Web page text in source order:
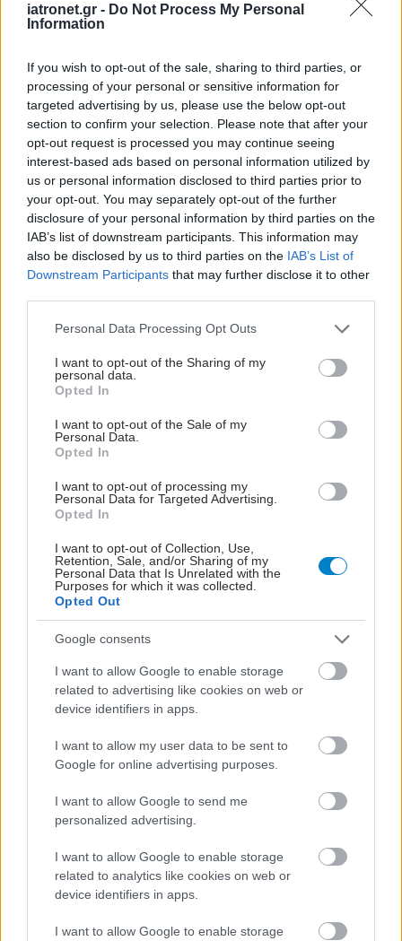
iatronet.gr - Do Not Process My Personal
Information
If you wish to opt-out of the sale, sharing to third parties, or
processing of your personal or sensitive information for
targeted advertising by us, please use the below opt-out
section to confirm your selection. Please note that after your
opt-out request is processed you may continue seeing
interest-based ads based on personal information utilized by
us or personal information disclosed to third parties prior to
your opt-out. You may separately opt-out of the further
disclosure of your personal information by third parties on the
IAB’s list of downstream participants. This information may
also be disclosed by us to third parties on the IAB’s List of
Downstream Participants that may further disclose it to other
Please note that this website/app uses one or more Google
not limited to your visit or usage behaviour. You may click to
grant or deny consent to Google and its third-party tags to
use your data for below specified purposes in below Google
consent section.
Personal Data Processing Opt Outs
I want to opt-out of the Sharing of my
personal data.
Opted In
I want to opt-out of the Sale of my
Personal Data.
Opted In
I want to opt-out of processing my
Personal Data for Targeted Advertising.
Opted In
I want to opt-out of Collection, Use,
Retention, Sale, and/or Sharing of my
Personal Data that Is Unrelated with the
Purposes for which it was collected.
Opted Out
Google consents
I want to allow Google to enable storage
related to advertising like cookies on web or
device identifiers in apps.
I want to allow my user data to be sent to
Google for online advertising purposes.
I want to allow Google to send me
personalized advertising.
I want to allow Google to enable storage
related to analytics like cookies on web or
device identifiers in apps.
I want to allow Google to enable storage
ΣΗΜΕΡΑ ΣΤΟ IATRONET.GR